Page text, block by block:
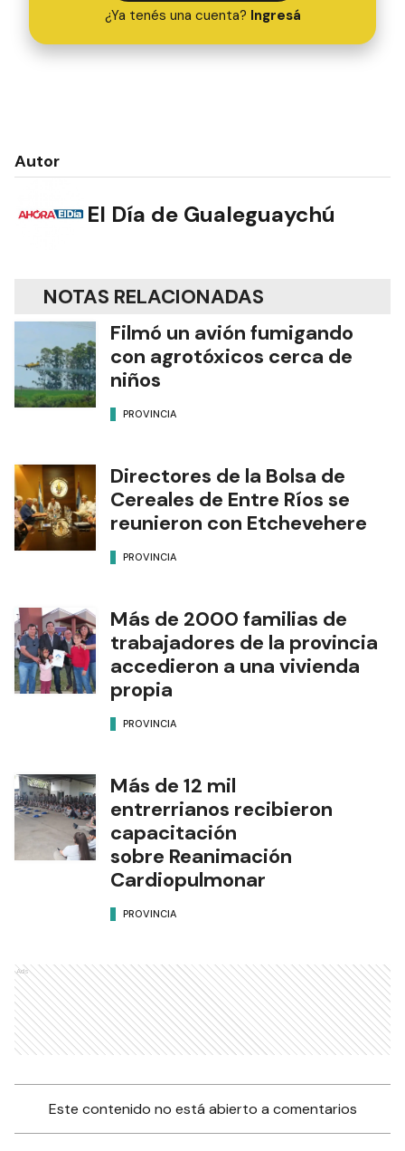
¿Ya tenés una cuenta? Ingresá
Autor
El Día de Gualeguaychú
NOTAS RELACIONADAS
Filmó un avión fumigando
con agrotóxicos cerca de
niños
PROVINCIA
Directores de la Bolsa de
Cereales de Entre Ríos se
reunieron con Etchevehere
PROVINCIA
Más de 2000 familias de
trabajadores de la provincia
accedieron a una vivienda
propia
PROVINCIA
Más de 12 mil
entrerrianos recibieron
capacitación
sobre Reanimación
Cardiopulmonar
PROVINCIA
Ads
Este contenido no está abierto a comentarios